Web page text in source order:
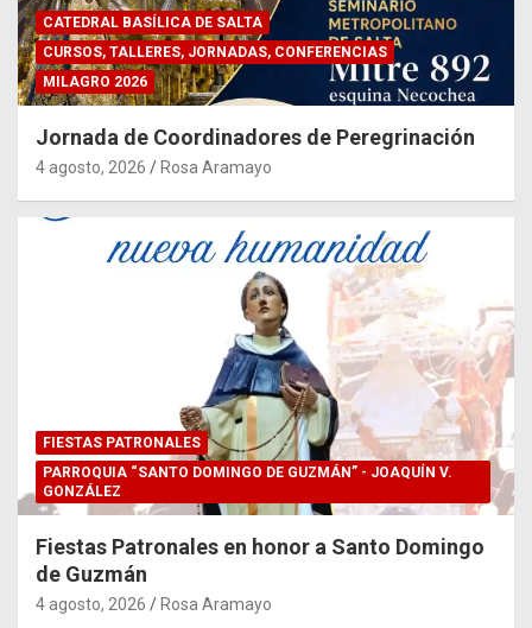
CATEDRAL BASÍLICA DE SALTA
CURSOS, TALLERES, JORNADAS, CONFERENCIAS
MILAGRO 2026
Jornada de Coordinadores de Peregrinación
4 agosto, 2026 Rosa Aramayo
FIESTAS PATRONALES
PARROQUIA “SANTO DOMINGO DE GUZMÁN” - JOAQUÍN V.
GONZÁLEZ
Fiestas Patronales en honor a Santo Domingo
de Guzmán
4 agosto, 2026 Rosa Aramayo